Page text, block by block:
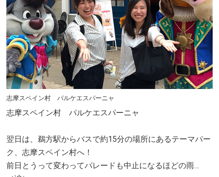
志摩スペイン村 パルケエスパーニャ
志摩スペイン村 パルケエスパーニャ
翌日は、鵜方駅からバスで約15分の場所にあるテーマパー
ク、志摩スペイン村へ！
前日とうって変わってパレードも中止になるほどの雨…